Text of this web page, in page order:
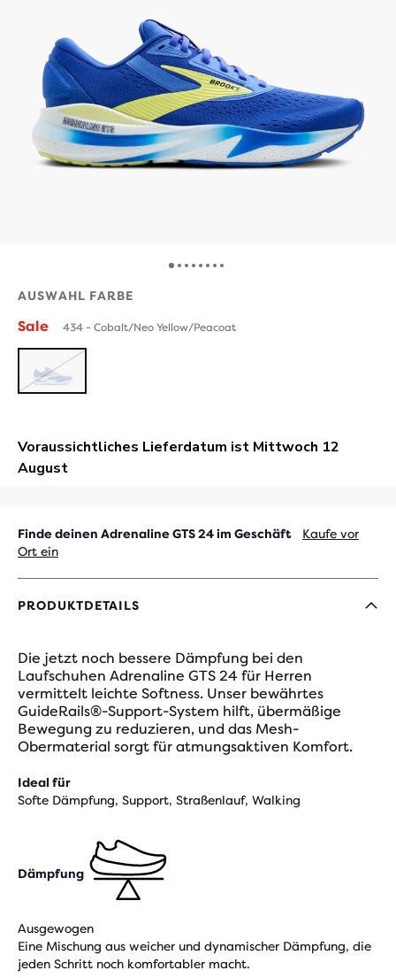
AUSWAHL FARBE
Sale 434 - Cobalt/Neo Yellow/Peacoat
AUSVERKAUFT
Finde deinen Adrenaline GTS 24 im Geschäft
Kaufe vor
Ort ein
PRODUKTDETAILS
Die jetzt noch bessere Dämpfung bei den
Laufschuhen Adrenaline GTS 24 für Herren
vermittelt leichte Softness. Unser bewährtes
GuideRails®-Support-System hilft, übermäßige
Bewegung zu reduzieren, und das Mesh-
Obermaterial sorgt für atmungsaktiven Komfort.
Ideal für
Softe Dämpfung, Support, Straßenlauf, Walking
Dämpfung
Ausgewogen
Eine Mischung aus weicher und dynamischer Dämpfung, die
jeden Schritt noch komfortabler macht.